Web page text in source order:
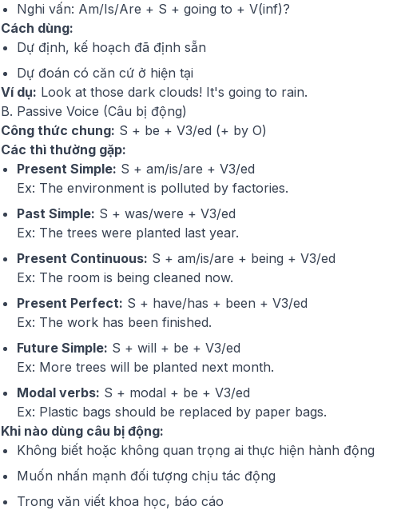
Nghi vấn: Am/Is/Are + S + going to + V(inf)?
Cách dùng:
Dự định, kế hoạch đã định sẵn
Dự đoán có căn cứ ở hiện tại
Ví dụ: Look at those dark clouds! It's going to rain.
B. Passive Voice (Câu bị động)
Công thức chung: S + be + V3/ed (+ by O)
Các thì thường gặp:
Present Simple: S + am/is/are + V3/ed
Ex: The environment is polluted by factories.
Past Simple: S + was/were + V3/ed
Ex: The trees were planted last year.
Present Continuous: S + am/is/are + being + V3/ed
Ex: The room is being cleaned now.
Present Perfect: S + have/has + been + V3/ed
Ex: The work has been finished.
Future Simple: S + will + be + V3/ed
Ex: More trees will be planted next month.
Modal verbs: S + modal + be + V3/ed
Ex: Plastic bags should be replaced by paper bags.
Khi nào dùng câu bị động:
Không biết hoặc không quan trọng ai thực hiện hành động
Muốn nhấn mạnh đối tượng chịu tác động
Trong văn viết khoa học, báo cáo